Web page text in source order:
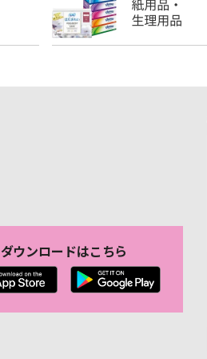
ダウンロードはこちら